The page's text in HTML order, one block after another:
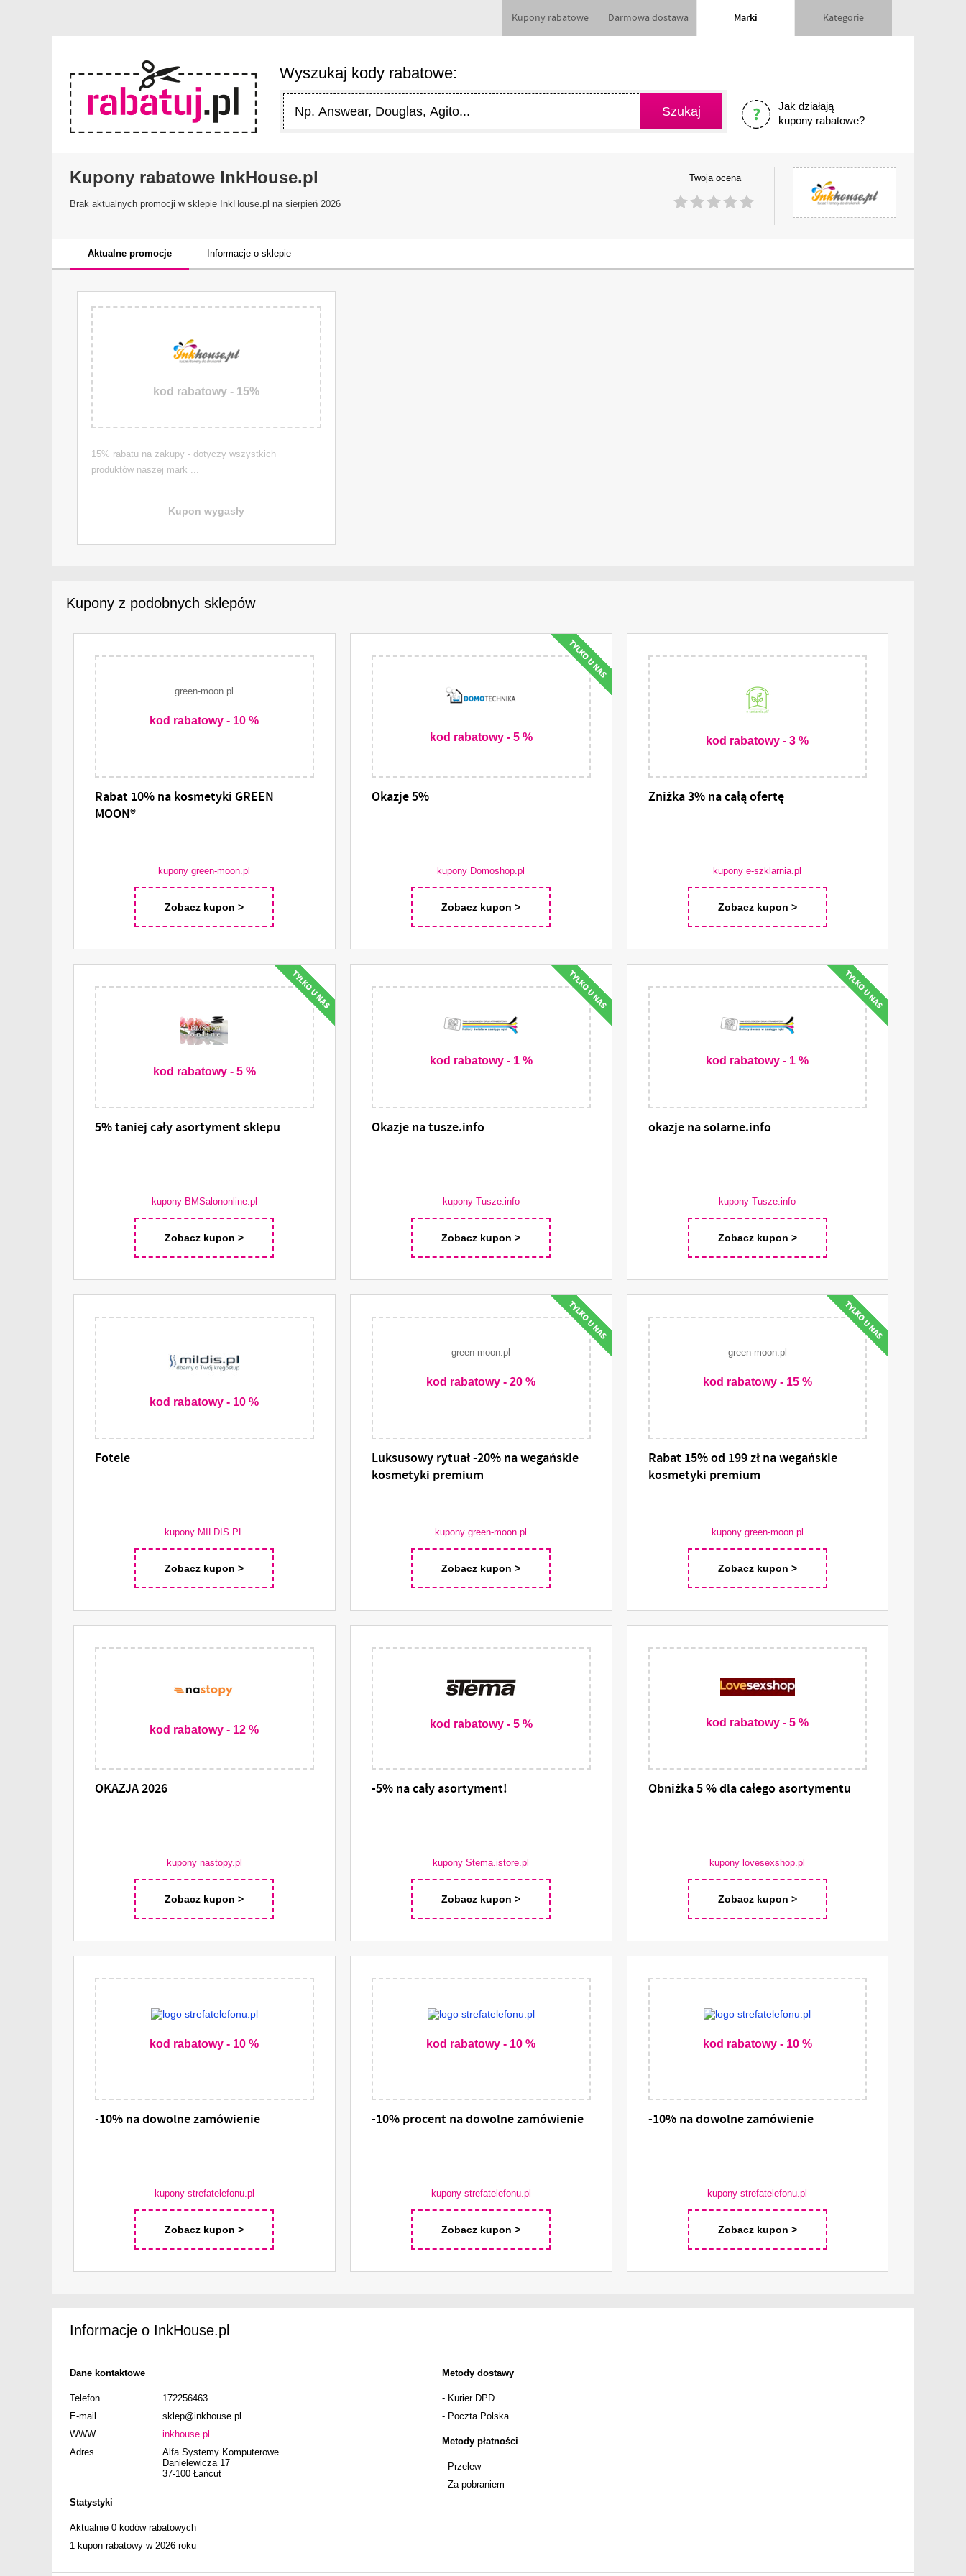
Kupony rabatowe Darmowa dostawa Marki Kategorie
Wyszukaj kody rabatowe:
Jak działają
kupony rabatowe?
Twoja ocena
4 5
Kupony rabatowe InkHouse.pl
Brak aktualnych promocji w sklepie InkHouse.pl na sierpień 2026
Aktualne promocje Informacje o sklepie
kod rabatowy - 15%
15% rabatu na zakupy - dotyczy wszystkich
produktów naszej mark ...
Kupon wygasły
Kupony z podobnych sklepów
green-moon.pl
kod rabatowy - 10 %
Rabat 10% na kosmetyki GREEN
MOON®
kupony green-moon.pl
Zobacz kupon >
kod rabatowy - 5 %
Okazje 5%
kupony Domoshop.pl
Zobacz kupon >
kod rabatowy - 3 %
Zniżka 3% na całą ofertę
kupony e-szklarnia.pl
Zobacz kupon >
kod rabatowy - 5 %
5% taniej cały asortyment sklepu
kupony BMSalononline.pl
Zobacz kupon >
kod rabatowy - 1 %
Okazje na tusze.info
kupony Tusze.info
Zobacz kupon >
kod rabatowy - 1 %
okazje na solarne.info
kupony Tusze.info
Zobacz kupon >
kod rabatowy - 10 %
Fotele
kupony MILDIS.PL
Zobacz kupon >
green-moon.pl
kod rabatowy - 20 %
Luksusowy rytuał -20% na wegańskie
kosmetyki premium
kupony green-moon.pl
Zobacz kupon >
green-moon.pl
kod rabatowy - 15 %
Rabat 15% od 199 zł na wegańskie
kosmetyki premium
kupony green-moon.pl
Zobacz kupon >
kod rabatowy - 12 %
OKAZJA 2026
kupony nastopy.pl
Zobacz kupon >
kod rabatowy - 5 %
-5% na cały asortyment!
kupony Stema.istore.pl
Zobacz kupon >
kod rabatowy - 5 %
Obniżka 5 % dla całego asortymentu
kupony lovesexshop.pl
Zobacz kupon >
kod rabatowy - 10 %
-10% na dowolne zamówienie
kupony strefatelefonu.pl
Zobacz kupon >
kod rabatowy - 10 %
-10% procent na dowolne zamówienie
kupony strefatelefonu.pl
Zobacz kupon >
kod rabatowy - 10 %
-10% na dowolne zamówienie
kupony strefatelefonu.pl
Zobacz kupon >
Informacje o InkHouse.pl
Dane kontaktowe
Telefon
172256463
E-mail
sklep@inkhouse.pl
WWW
inkhouse.pl
Adres
Alfa Systemy Komputerowe
Danielewicza 17
37-100 Łańcut
Metody dostawy
- Kurier DPD
- Poczta Polska
Metody płatności
- Przelew
- Za pobraniem
Statystyki
Aktualnie 0 kodów rabatowych
1 kupon rabatowy w 2026 roku